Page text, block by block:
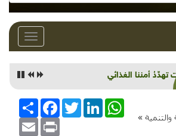
Toggle
تهدِّدُ أمننا الغذائي
والتنمية »
انشر
FacebookTwitterLinkedInWhatsApp
Email Print